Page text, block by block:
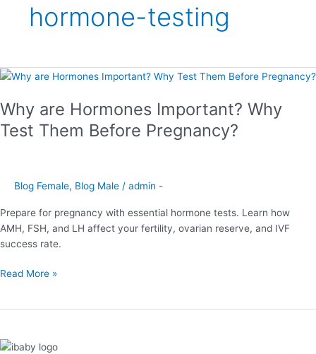
hormone-testing
Why are Hormones Important? Why
Test Them Before Pregnancy?
Blog Female, Blog Male / admin -
Prepare for pregnancy with essential hormone tests. Learn how
AMH, FSH, and LH affect your fertility, ovarian reserve, and IVF
success rate.
Why
Hormones
Important?
Why
Before
Read More »